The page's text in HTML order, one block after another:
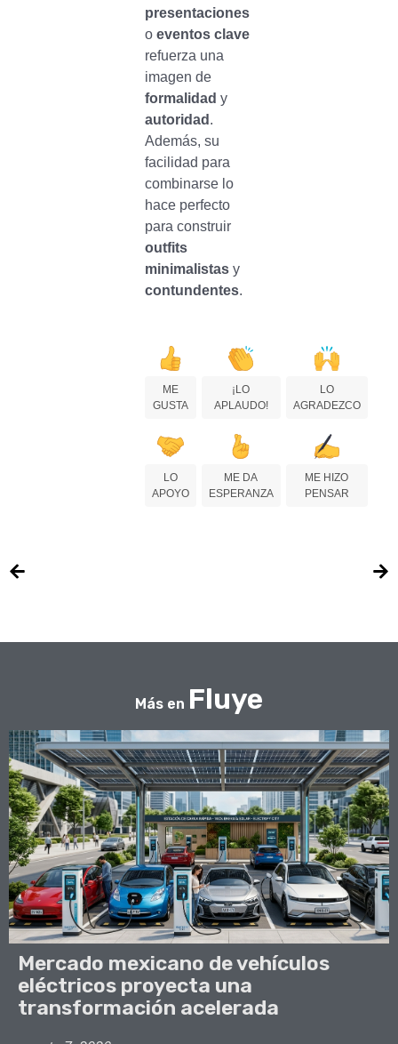
presentaciones
o eventos clave
refuerza una
imagen de
formalidad y
autoridad .
Además, su
facilidad para
combinarse lo
hace perfecto
para construir
outfits
minimalistasy
contundentes.
ME
GUSTA
¡LO
APLAUDO!
LO
AGRADEZCO
LO
APOYO
ME DA
ESPERANZA
ME HIZO
PENSAR
Más en Fluye
Mercado mexicano de vehículos
eléctricos proyecta una
transformación acelerada